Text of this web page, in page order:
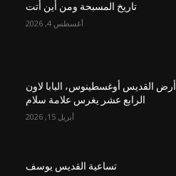
تاريخ المسبحة ومن أين أتت
أغسطس 4, 2026
القديس أوغسطينوس، البابا لاون
الرابع عشر يغرس علامة سلام
أبريل 15, 2026
تساعية القديس يوسف